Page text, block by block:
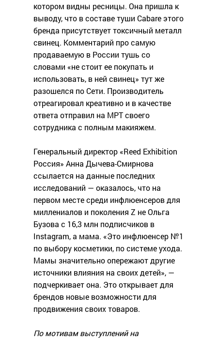
котором видны ресницы. Она пришла к
выводу, что в составе туши Cabare этого
бренда присутствует токсичный металл
свинец. Комментарий про самую
продаваемую в России тушь со
словами «не стоит ее покупать и
использовать, в ней свинец» тут же
разошелся по Сети. Производитель
отреагировал креативно и в качестве
ответа отправил на МРТ своего
сотрудника с полным макияжем.
Генеральный директор «Reed Exhibition
Россия» Анна Дычева-Смирнова
ссылается на данные последних
исследований — оказалось, что на
первом месте среди инфлюенсеров для
миллениалов и поколения Z не Ольга
Бузова с 16,3 млн подписчиков в
Instagram, а мама. «Это инфлюенсер №1
по выбору косметики, по системе ухода.
Мамы значительно опережают другие
источники влияния на своих детей», —
подчеркивает она. Это открывает для
брендов новые возможности для
продвижения своих товаров.
По мотивам выступлений на